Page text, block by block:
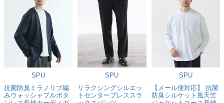
SPU
抗菌防臭ミラノリブ編
みウォッシャブルボタ
SPU
リラクシングシルエッ
トセンタープレススラ
SPU
【メール便対応】 抗菌
防臭シルケット風天竺